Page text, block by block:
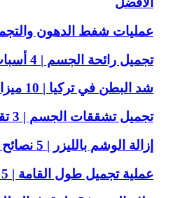
عمليات شفط الدهون والتجميل
تجميل رائحة الجسم | 4 أسباب وحلول جذرية
شد البطن في تركيا | 10 ميزات لإجراء العملية
تجميل تشققات الجسم | 3 تقنيات لنتائج مذهلة
إزالة الوشم بالليزر | 5 نصائح لنتائج مضمونة
عملية تجميل طول القامة | 5 خطوات للنجاح